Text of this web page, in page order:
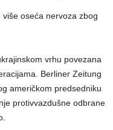
oseća nervoza zbog
vrhu povezana
Berliner Zeitung
američkom predsedniku
protivvazdušne odbrane